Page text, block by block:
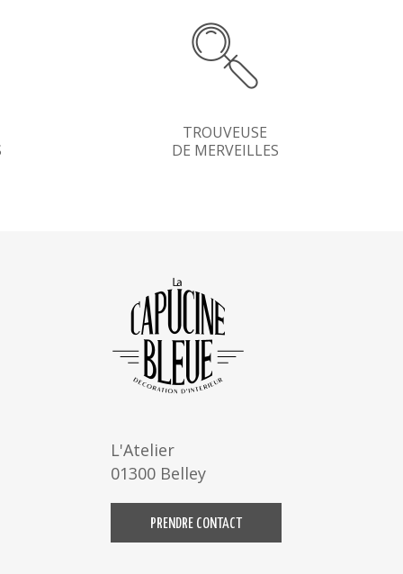
TROUVEUSE
DE MERVEILLES
L'Atelier
01300 Belley
PRENDRE CONTACT